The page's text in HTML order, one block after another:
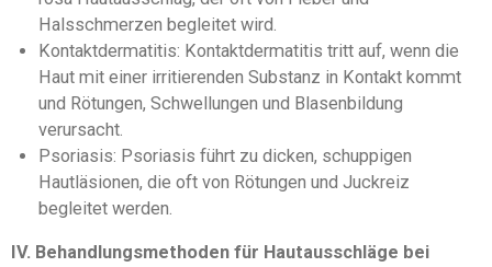
Halsschmerzen begleitet wird.
Kontaktdermatitis: Kontaktdermatitis tritt auf, wenn die
Haut mit einer irritierenden Substanz in Kontakt kommt
und Rötungen, Schwellungen und Blasenbildung
verursacht.
Psoriasis: Psoriasis führt zu dicken, schuppigen
Hautläsionen, die oft von Rötungen und Juckreiz
begleitet werden.
IV. Behandlungsmethoden für Hautausschläge bei